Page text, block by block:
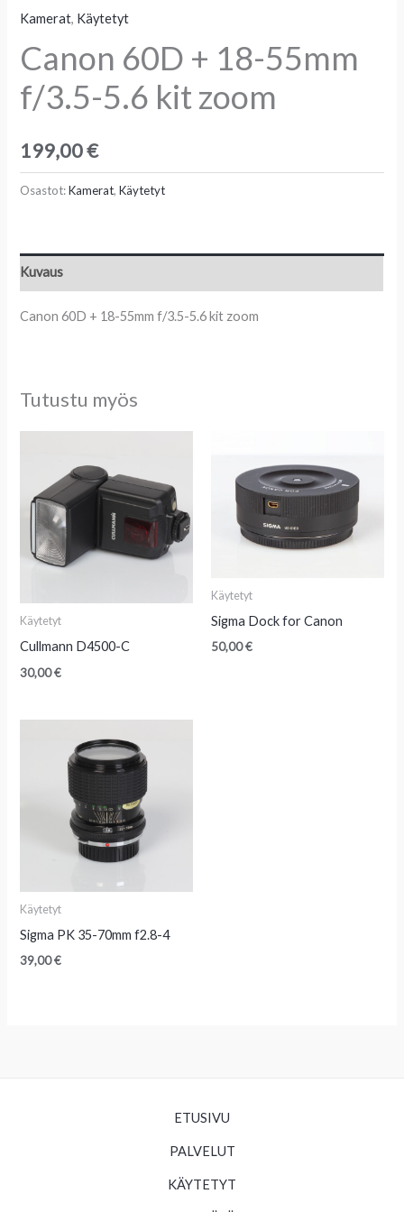
Kamerat, Käytetyt
Canon 60D + 18-55mm
f/3.5-5.6 kit zoom
199,00€
Osastot:Kamerat,Käytetyt
Kuvaus
Canon 60D + 18-55mm f/3.5-5.6 kit zoom
Tutustu myös
Käytetyt
Cullmann D4500-C
30,00€
Käytetyt
Sigma Dock for Canon
50,00€
Käytetyt
Sigma PK 35-70mm f2.8-4
39,00€
ETUSIVU
PALVELUT
KÄYTETYT